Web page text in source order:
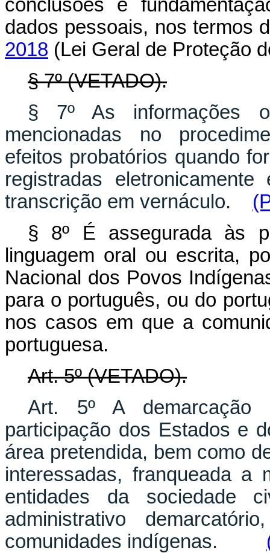
conclusões e
dados pessoais, nos termos
2018 (Lei Geral de Proteção
§ 7º (VETADO).
§ 7º As informações
mencionadas no
efeitos probatórios quando
registradas
transcrição em vernáculo.
§ 8º É assegurada às
linguagem oral ou escrita,
Nacional dos Povos
para o português, ou do
nos casos em que a
portuguesa.
Art. 5º (VETADO).
Art. 5º A demarcação
participação dos Estados e
área pretendida, bem como
interessadas, franqueada a
entidades da sociedade
administrativo
comunidades indígenas.